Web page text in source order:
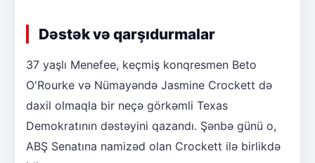
Dəstək və qarşıdurmalar
37 yaşlı Menefee, keçmiş konqresmen Beto
O'Rourke və Nümayəndə Jasmine Crockett də
daxil olmaqla bir neçə görkəmli Texas
Demokratının dəstəyini qazandı. Şənbə günü o,
ABŞ Senatına namizəd olan Crockett ilə birlikdə